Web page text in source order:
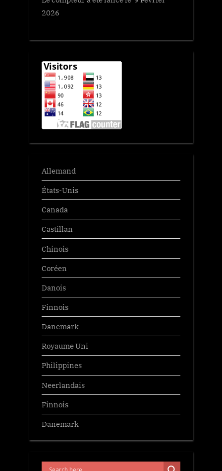
2026
Allemand
États-Unis
Canada
Castillan
Chinois
Coréen
Danois
Finnois
Danemark
Royaume Uni
Philippines
Neerlandais
Finnois
Danemark